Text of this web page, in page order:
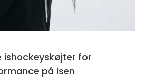
ishockeyskøjter for
på isen